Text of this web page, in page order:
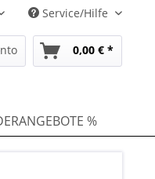
Service/Hilfe
0,00 € *
%